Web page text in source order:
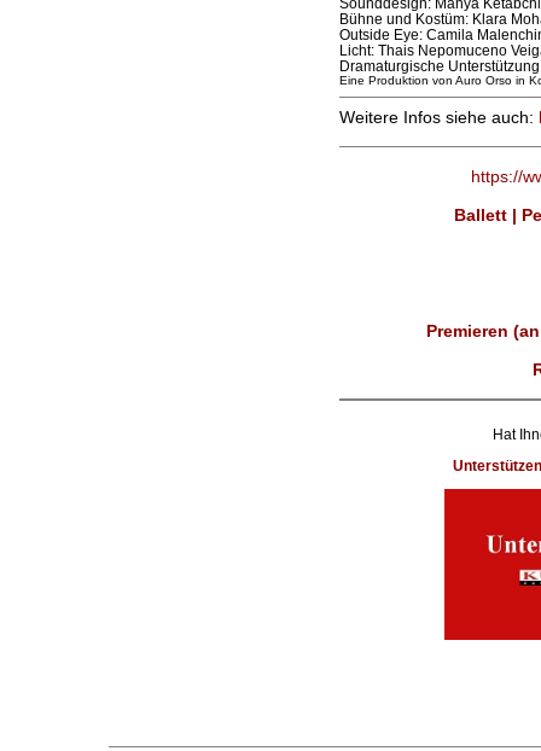
Sounddesign: Mahya Ketabchi
Bühne und Kostüm: Klara
Outside Eye: Camila
Licht: Thais Nepomuceno
Dramaturgische
Eine Produktion von Auro Orso in
Weitere Infos siehe auch:
https://
Ballett |
Premieren
Hat